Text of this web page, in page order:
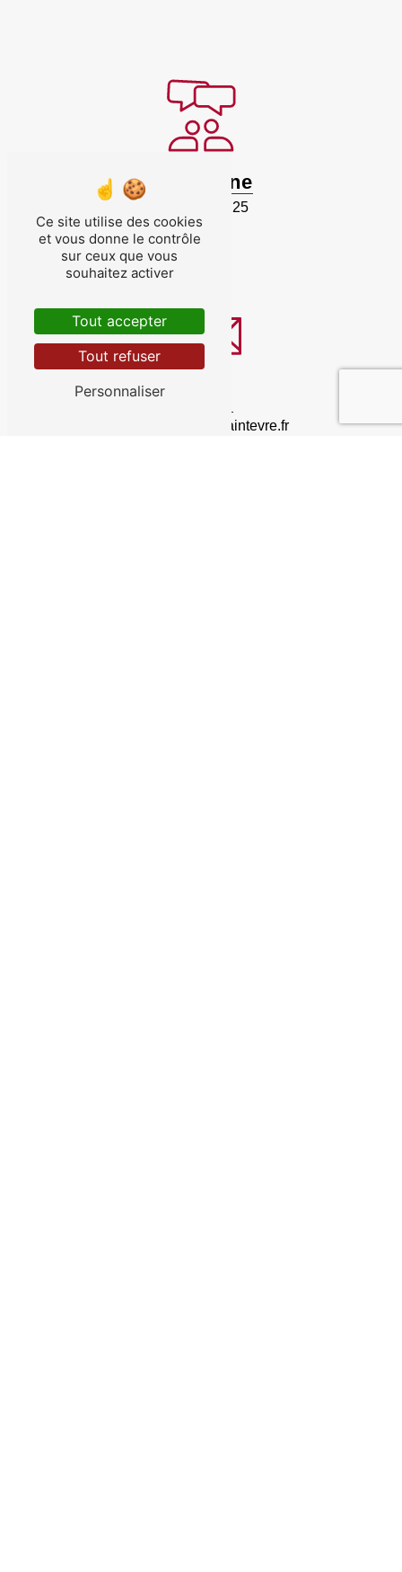
Téléphone
03 83 43 20 25
contact@garagesaintevre.fr
Ce site utilise des cookies
et vous donne le contrôle
sur ceux que vous
souhaitez activer
Tout accepter
Tout refuser
Personnaliser